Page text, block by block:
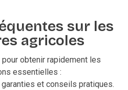
sur les
agricoles
obtenir rapidement les
essentielles :
et conseils pratiques.